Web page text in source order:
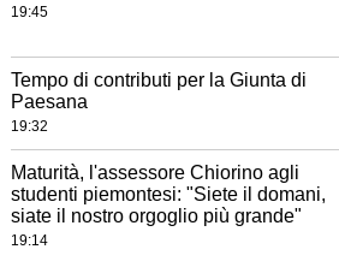
19:45
Tempo di contributi per la Giunta di
Paesana
19:32
Maturità, l'assessore Chiorino agli
studenti piemontesi: "Siete il domani,
siate il nostro orgoglio più grande"
19:14